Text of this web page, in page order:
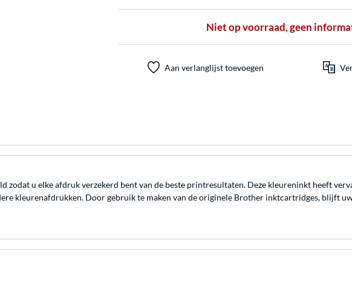
Niet op voorraad, geen
Aan verlanglijst toevoegen
u elke afdruk verzekerd bent van de beste printresultaten. Deze kleureninkt heeft
kleurenafdrukken. Door gebruik te maken van de originele Brother inktcartridges, blijft